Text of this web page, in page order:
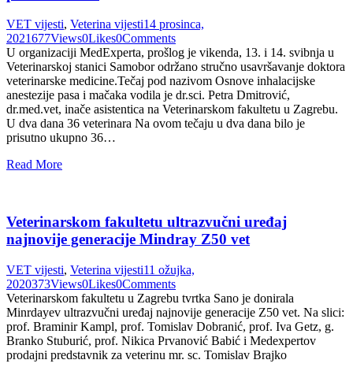
VET vijesti, Veterina vijesti14 prosinca,
2021677Views0Likes0Comments
U organizaciji MedExperta, prošlog je vikenda, 13. i 14. svibnja u
Veterinarskoj stanici Samobor održano stručno usavršavanje doktora
veterinarske medicine.Tečaj pod nazivom Osnove inhalacijske
anestezije pasa i mačaka vodila je dr.sci. Petra Dmitrović,
dr.med.vet, inače asistentica na Veterinarskom fakultetu u Zagrebu.
U dva dana 36 veterinara Na ovom tečaju u dva dana bilo je
prisutno ukupno 36…
Read More
Veterinarskom fakultetu ultrazvučni uređaj
najnovije generacije Mindray Z50 vet
VET vijesti, Veterina vijesti11 ožujka,
2020373Views0Likes0Comments
Veterinarskom fakultetu u Zagrebu tvrtka Sano je donirala
Minrdayev ultrazvučni uređaj najnovije generacije Z50 vet. Na slici:
prof. Braminir Kampl, prof. Tomislav Dobranić, prof. Iva Getz, g.
Branko Stuburić, prof. Nikica Prvanović Babić i Medexpertov
prodajni predstavnik za veterinu mr. sc. Tomislav Brajko